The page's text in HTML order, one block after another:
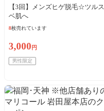
【3回】メンズヒゲ脱毛☆ツルス
ベ肌へ
8枚売れています
3,000 円
男性限定